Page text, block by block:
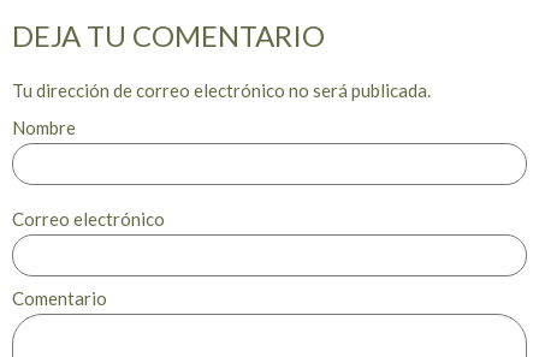
DEJA TU COMENTARIO
Tu dirección de correo electrónico no será publicada.
Nombre
Correo electrónico
Comentario